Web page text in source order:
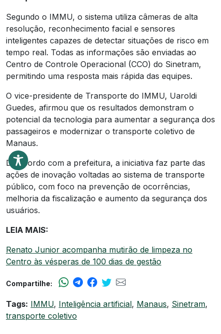
Segundo o IMMU, o sistema utiliza câmeras de alta
resolução, reconhecimento facial e sensores
inteligentes capazes de detectar situações de risco em
tempo real. Todas as informações são enviadas ao
Centro de Controle Operacional (CCO) do Sinetram,
permitindo uma resposta mais rápida das equipes.
O vice-presidente de Transporte do IMMU, Uaroldi
Guedes, afirmou que os resultados demonstram o
potencial da tecnologia para aumentar a segurança dos
passageiros e modernizar o transporte coletivo de
Manaus.
De acordo com a prefeitura, a iniciativa faz parte das
ações de inovação voltadas ao sistema de transporte
público, com foco na prevenção de ocorrências,
melhoria da fiscalização e aumento da segurança dos
usuários.
LEIA MAIS:
Renato Junior acompanha mutirão de limpeza no
Centro às vésperas de 100 dias de gestão
Compartilhe:
Tags: IMMU, Inteligência artificial, Manaus, Sinetram,
transporte coletivo